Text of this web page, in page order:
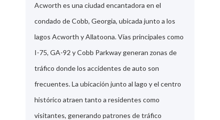
Acworth es una ciudad encantadora en el
condado de Cobb, Georgia, ubicada junto a los
lagos Acworth y Allatoona. Vías principales como
I-75, GA-92 y Cobb Parkway generan zonas de
tráfico donde los accidentes de auto son
frecuentes. La ubicación junto al lago y el centro
histórico atraen tanto a residentes como
visitantes, generando patrones de tráfico